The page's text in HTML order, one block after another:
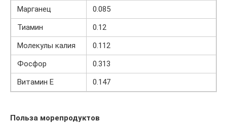
Марганец
0.085
Тиамин
0.12
Молекулы калия
0.112
Фосфор
0.313
Витамин Е
0.147
Польза морепродуктов